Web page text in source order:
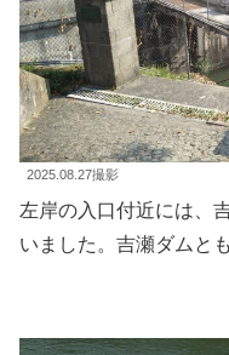
2025.08.27撮影
左岸の入口付近には、
いました。吉瀬ダムと